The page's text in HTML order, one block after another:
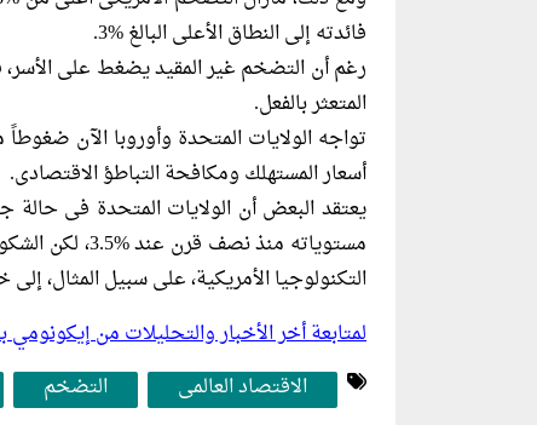
فائدته إلى النطاق الأعلى البالغ %3.
رغم أن التضخم غير المقيد يضغط على الأسر،
المتعثر بالفعل.
تواجه الولايات المتحدة وأوروبا الآن
أسعار المستهلك ومكافحة التباطؤ الاقتصادى.
يعتقد البعض أن الولايات المتحدة فى حالة
مستوياته منذ
التكنولوجيا الأمريكية، على سبيل المثال،
لمتابعة أخر الأخبار والتحليلات من
الاقتصاد العالمى
التضخم